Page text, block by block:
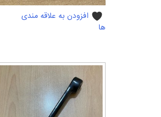
افزودن به علاقه مندی
ها